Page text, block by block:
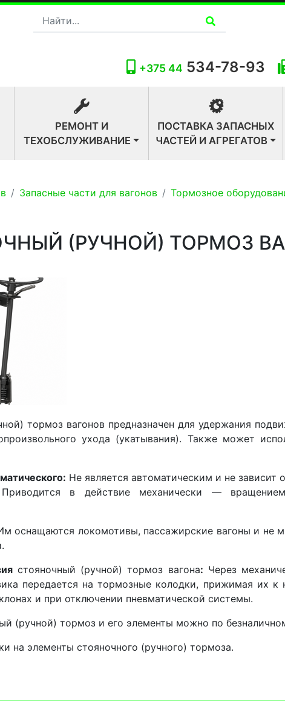
+375 44 534-78-93
РЕМОНТ И
ТЕХОБСЛУЖИВАНИЕ
ПОСТАВКА ЗАПАСНЫХ
ЧАСТЕЙ И АГРЕГАТОВ
Запасные части для вагонов
Тормозное
(РУЧНОЙ) ТОРМОЗ
тормоз вагонов предназначен для удержания
ухода (укатывания). Также может
Не является автоматическим и не зависит
в действие механически — вращением
оснащаются локомотивы, пассажирские вагоны и не
стояночный (ручной) тормоз вагона: Через
передается на тормозные колодки, прижимая их к
и при отключении пневматической системы.
(ручной) тормоз и его элементы можно по
на элементы стояночного (ручного) тормоза.